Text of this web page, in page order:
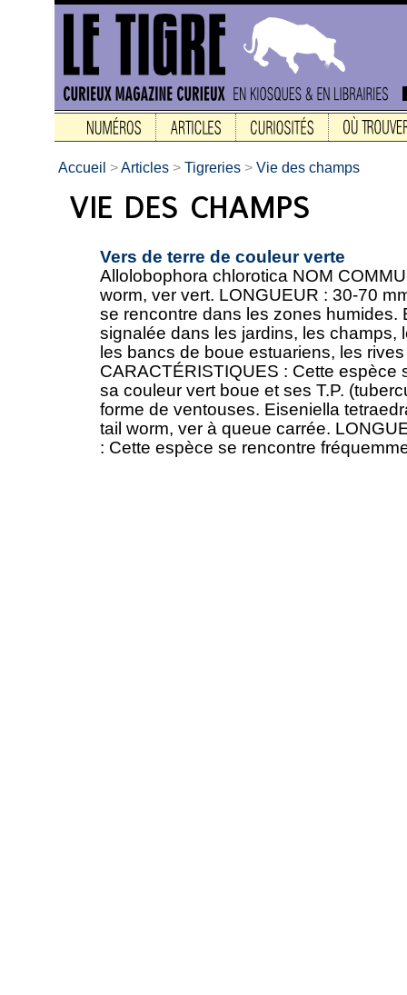
Accueil >Articles > Tigreries > Vie des champs
Vers de terre de couleur verte
Allolobophora chlorotica NOM
worm, ver vert. LONGUEUR : 30-70
se rencontre dans les zones humides.
signalée dans les jardins, les champs,
les bancs de boue estuariens, les
CARACTÉRISTIQUES : Cette espèce
sa couleur vert boue et ses T.P.
forme de ventouses. Eiseniella
tail worm, ver à queue carrée.
: Cette espèce se rencontre